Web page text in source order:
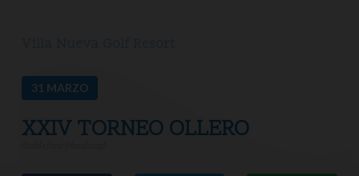
31 MARZO
XXIV TORNEO OLLERO